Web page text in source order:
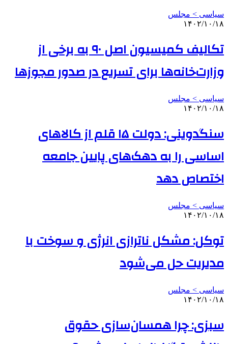
سیاسی > مجلس
۱۴۰۲/۱۰/۱۸
تکالیف کمیسیون اصل ۹۰ به برخی از
وزارت‌خانه‌ها برای تسریع در صدور مجوزها
سیاسی > مجلس
۱۴۰۲/۱۰/۱۸
سنگدوینی: دولت ۱۵ قلم از کالاهای
اساسی را به دهک‌های پایین جامعه
اختصاص دهد
سیاسی > مجلس
۱۴۰۲/۱۰/۱۸
توکل: مشکل ناترازی انرژی و سوخت با
مدیریت حل می‌شود
سیاسی > مجلس
۱۴۰۲/۱۰/۱۸
سبزی: چرا همسان‌سازی حقوق